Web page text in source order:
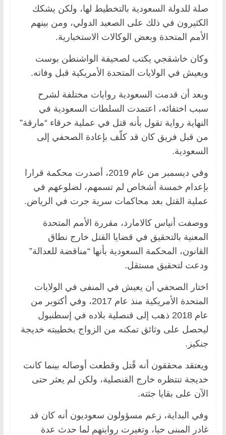
صلة للدولة السعودية بالتخطيط لها، ولكن يشكك
الكثيرون في ذلك على الصعيد الدولي، ومن بينهم
الأمم المتحدة وبعض الوكالات الاستخبارية.
وكان خاشقجي يكتب لصحيفة الواشنطن بوست
ويعيش في الولايات المتحدة الأمريكية قبل وفاته.
وبعد أن قدمت السعودية روايات مختلفة لشرح
سبب اختفائه، اعتمدت السلطات السعودية في
النهاية رواية تقول بأنه قتل في عملية خرقاء “مارقة”
من قبل فريق كان قد كلّف بإعادة الصحفي إلى
السعودية.
وفي ديسمبر من عام 2019، أصدرت محكمة قرارا
بإعدام خمسة أشخاص لم تسمهم، لضلوعهم في
عملية القتل بعد محاكمات سرية جرت في الرياض.
ووصفت أنياس كالامارد، مقررة الأمم المتحدة
المعنية بالتحقيق في قضايا القتل خارج نطاق
القانون، المحكمة السعودية بأنها “مناقضة للعدالة”
ودعت لتحقيق مستقل.
اختار الصحفي أن يعيش في المنفى في الولايات
المتحدة الأمريكية منذ عام 2017، وفي أكتوبر من
عام 2018 ذهب إلى قنصلية بلاده في إسطنبول
ليحصل على وثائق تمكنه من الزواج بخطيبته خديجة
جنكيز.
ويعتقد محققون أنه قًتل وقطعت أوصاله بينما كانت
خديجة تنتظره خارج القنصلية، ولكن لم يعثر حتى
الآن على بقايا جثته.
وفي البداية، زعم مسؤولون سعوديون أنه كان قد
غادر المبنى حيا، وتغيرت روايتهم لما حدث عدة